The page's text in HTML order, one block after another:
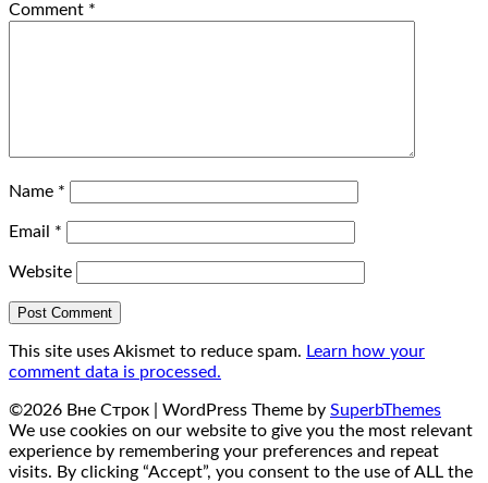
Comment *
Name *
Email *
Website
This site uses Akismet to reduce spam. Learn how your
comment data is processed.
©2026 Вне Строк | WordPress Theme by SuperbThemes
We use cookies on our website to give you the most relevant
experience by remembering your preferences and repeat
visits. By clicking “Accept”, you consent to the use of ALL the